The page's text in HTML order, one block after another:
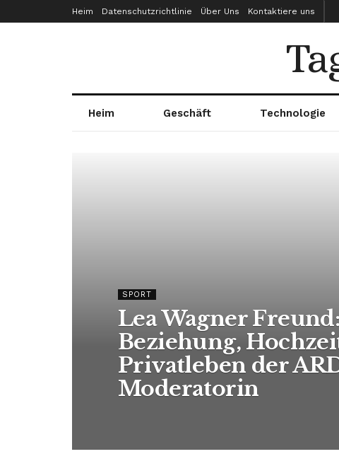
Heim Datenschutzrichtlinie Über Uns Kontaktiere uns
Heim Geschäft Technologie
SPORT
Lea Wagner
Beziehung,
Privatleben der
Moderatorin